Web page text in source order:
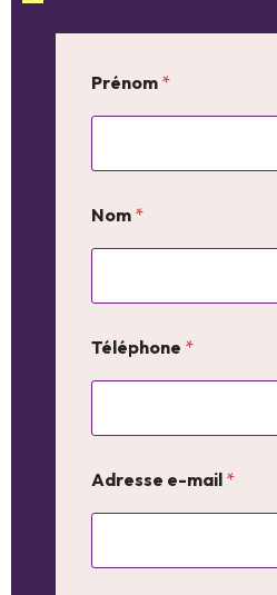
Prénom *
Nom *
Téléphone *
Adresse e-mail *